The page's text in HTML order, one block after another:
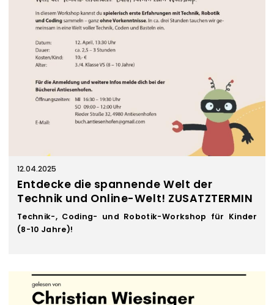
12.04.2025
Entdecke die spannende Welt der
Technik und Online-Welt! ZUSATZTERMIN
Technik-, Coding- und Robotik-Workshop für Kinder
(8-10 Jahre)!